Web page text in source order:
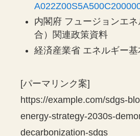
内閣府 フュージョンエ
合）関連政策資料
経済産業省 エネルギー
[パーマリンク案]
https://example.com/sdgs-
energy-strategy-2030s-
decarbonization-sdgs